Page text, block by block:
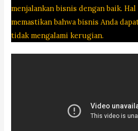
menjalankan bisnis dengan baik.
memastikan bahwa bisnis Anda
tidak mengalami kerugian.